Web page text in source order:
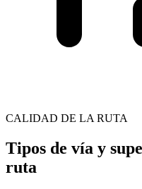
CALIDAD DE LA RUTA
Tipos de vía y
ruta